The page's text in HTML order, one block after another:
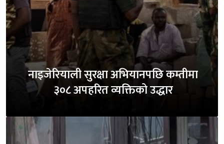
नाइजेरियाली सुरक्षा अभियानपछि कम्तीमा
३०८ अपहरित व्यक्तिको उद्धार